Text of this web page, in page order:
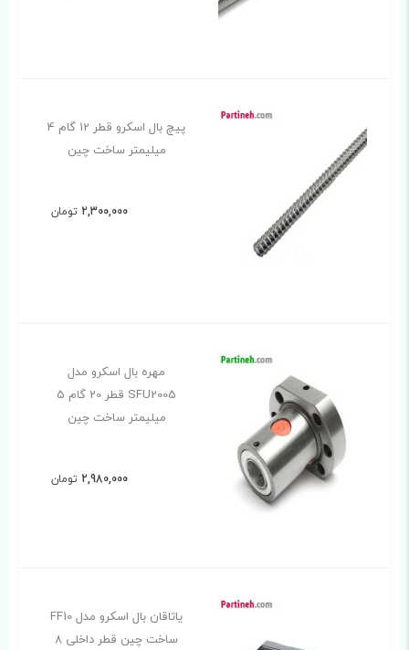
پیچ بال اسکرو قطر 12 گام 4
میلیمتر ساخت چین
2,300,000 تومان
مهره بال اسکرو مدل
SFU2005 قطر 20 گام 5
میلیمتر ساخت چین
2,980,000 تومان
یاتاقان بال اسکرو مدل FF10
ساخت چین قطر داخلی 8